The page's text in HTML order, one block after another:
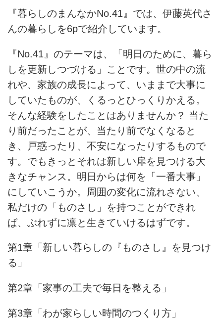
『暮らしのまんなかNo.41』では、伊藤英代さ
んの暮らしを6pで紹介しています。
『No.41 』のテーマは、「明日のために、暮ら
しを更新しつづける」ことです。世の中の流
れや、家族の成長によって、いままで大事に
していたものが、くるっとひっくりかえる。
そんな経験をしたことはありませんか？ 当た
り前だったことが、当たり前でなくなると
き、戸惑ったり、不安になったりするもので
す。でもきっとそれは新しい扉を見つける大
きなチャンス。明日からは何を「一番大事」
にしていこうか。周囲の変化に流れさない、
私だけの「ものさし」を持つことができれ
ば、ぶれずに凛と生きていけるはずです。
第1章「新しい暮らしの『ものさし』を見つけ
る」
第2章「家事の工夫で毎日を整える」
第3章「わが家らしい時間のつくり方」